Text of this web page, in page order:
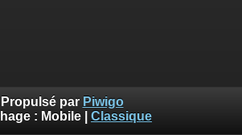
Propulsé par Piwigo
: Mobile Classique